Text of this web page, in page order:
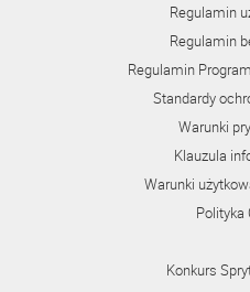
Regulamin
Regulamin
Regulamin
Standardy
Warunki
Klauzula
Warunki
Polityka
Konkurs